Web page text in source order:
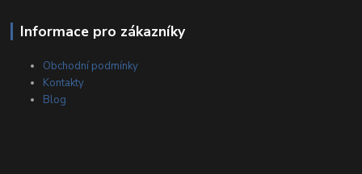
Informace pro zákazníky
Obchodní podmínky
Kontakty
Blog